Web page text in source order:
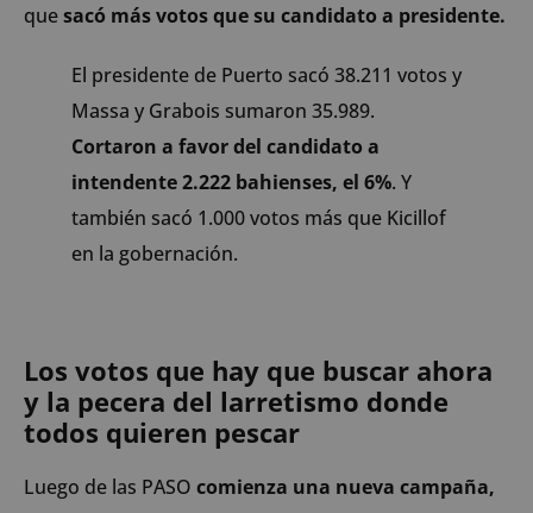
quesacó más votos que su candidato a presidente.
El presidente de Puerto sacó 38.211 votos y
Massa y Grabois sumaron 35.989.
Cortaron a favor del candidato a
intendente 2.222 bahienses, el 6%. Y
también sacó 1.000 votos más que Kicillof
en la gobernación.
Los votos que hay que buscar ahora
y la pecera del larretismo donde
todos quieren pescar
Luego de las PASO comienza una nueva campaña,